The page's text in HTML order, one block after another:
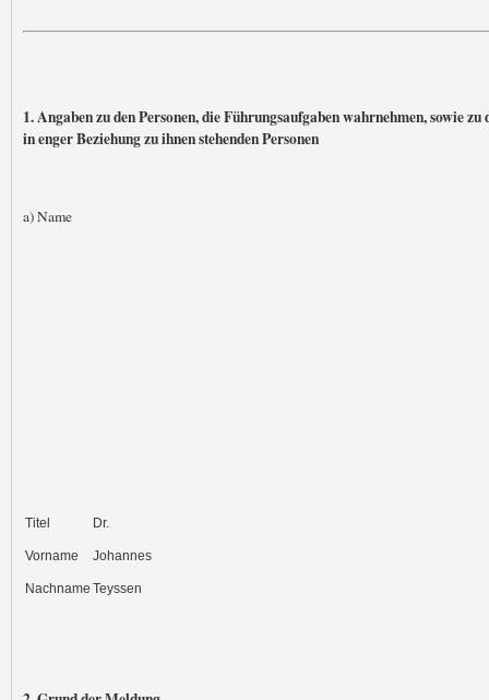
1. Angaben zu den Personen, die Führungsaufgaben wahrnehmen, sowie zu
in enger Beziehung zu ihnen stehenden Personen
a) Name
Titel Dr.
Vorname Johannes
Nachname Teyssen